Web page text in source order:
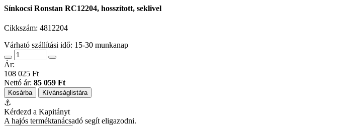
Sínkocsi Ronstan RC12204, hosszított, seklivel
Cikkszám: 4812204
Várható szállítási idő: 15-30 munkanap
Ár:
108 025 Ft
Nettó ár: 85 059 Ft
Kosárba Kívánságlistára
⚓
Kérdezd a Kapitányt
A hajós terméktanácsadó segít eligazodni.